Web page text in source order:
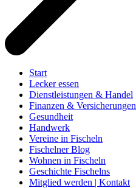
Start
Lecker essen
Dienstleistungen & Handel
Finanzen & Versicherungen
Gesundheit
Handwerk
Vereine in Fischeln
Fischelner Blog
Wohnen in Fischeln
Geschichte Fischelns
Mitglied werden | Kontakt